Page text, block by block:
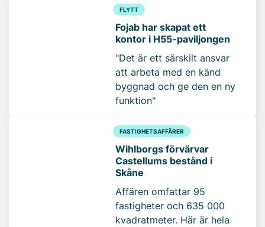
FLYTT
Fojab har skapat ett
kontor i H55-paviljongen
"Det är ett särskilt ansvar
att arbeta med en känd
byggnad och ge den en ny
funktion"
FASTIGHETSAFFÄRER
Wihlborgs förvärvar
Castellums bestånd i
Skåne
Affären omfattar 95
fastigheter och 635 000
kvadratmeter. Här är hela